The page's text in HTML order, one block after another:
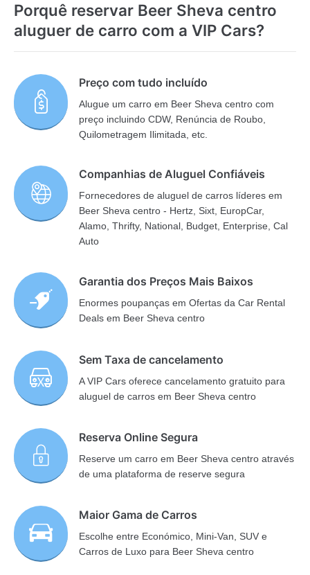
Porquê reservar Beer Sheva centro
aluguer de carro com a VIP Cars?
Preço com tudo incluído
Alugue um carro em Beer Sheva centro com
preço incluindo CDW, Renúncia de Roubo,
Quilometragem Ilimitada, etc.
Companhias de Aluguel Confiáveis
Fornecedores de aluguel de carros líderes em
Beer Sheva centro - Hertz, Sixt, EuropCar,
Alamo, Thrifty, National, Budget, Enterprise, Cal
Auto
Garantia dos Preços Mais Baixos
Enormes poupanças em Ofertas da Car Rental
Deals em Beer Sheva centro
Sem Taxa de cancelamento
A VIP Cars oferece cancelamento gratuito para
aluguel de carros em Beer Sheva centro
Reserva Online Segura
Reserve um carro em Beer Sheva centro através
de uma plataforma de reserve segura
Maior Gama de Carros
Escolhe entre Económico, Mini-Van, SUV e
Carros de Luxo para Beer Sheva centro